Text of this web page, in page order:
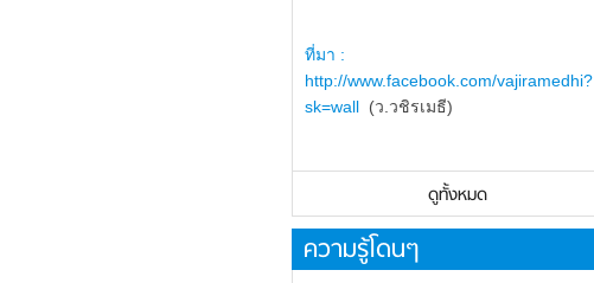
ที่มา :
http://www.facebook.com/vajiramedhi?
sk=wall(ว.วชิรเมธี)
ดูทั้งหมด
ความรู้โดนๆ